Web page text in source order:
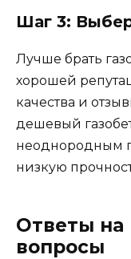
Шаг 3:
Лучше брать
хорошей
качества и
дешевый
неоднородным
низкую
Ответы на
вопросы